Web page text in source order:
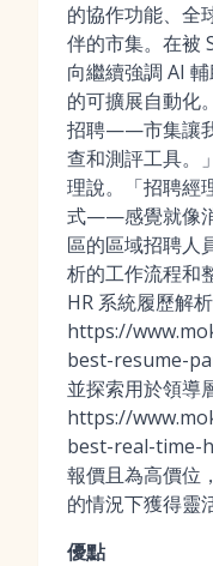
的協作功能、全
伴的市集。在被
向繼續強調 AI
的可擴展自動化
招聘——市集讓
查和測評工具。
理說。「招聘經
式——感覺就像
區的區域招聘人
析的工作流程和
HR 系統履歷解
https://
best-resume-
並探索用於領導
https://
best-real-time-
報價且為高價位
的情況下獲得靈
優點